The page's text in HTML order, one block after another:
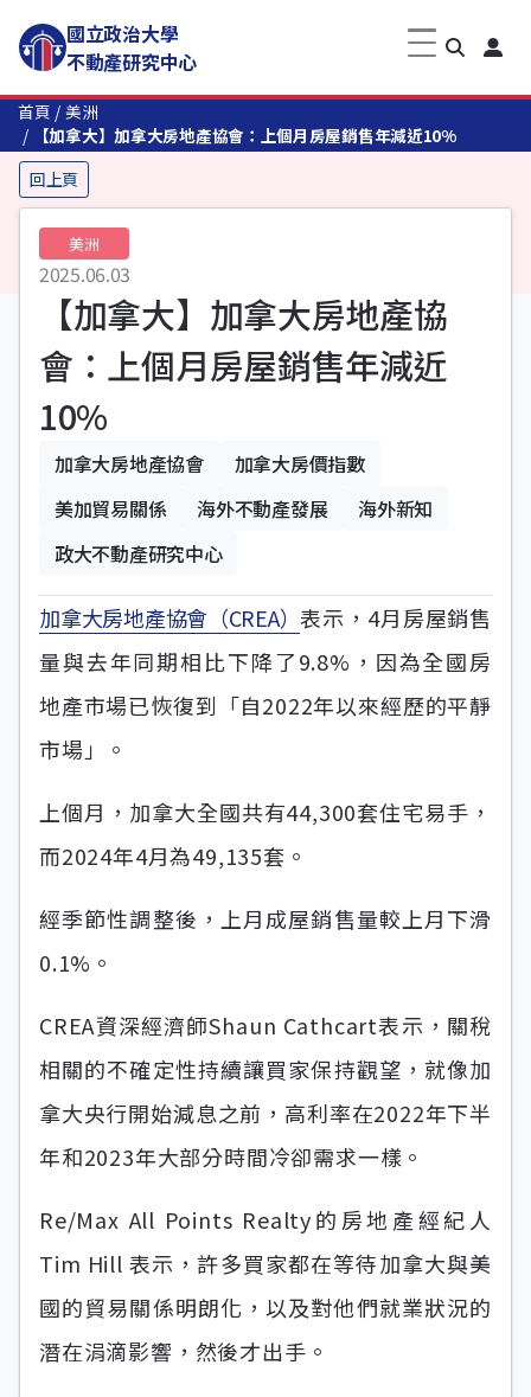
國立政治大學
不動產研究中心
首頁
美洲
【加拿大】加拿大房地產協會：上個月房屋銷售年減近10%
回上頁
美洲
2025.06.03
【加拿大】加拿大房地產協
會：上個月房屋銷售年減近
10%
加拿大房地產協會
加拿大房價指數
美加貿易關係
海外不動產發展
海外新知
政大不動產研究中心
加拿大房地產協會（CREA）表示，4月房屋銷售
量與去年同期相比下降了9.8%，因為全國房
地產市場已恢復到「自2022年以來經歷的平靜
市場」。
上個月，加拿大全國共有44,300套住宅易手，
而2024年4月為49,135套。
經季節性調整後，上月成屋銷售量較上月下滑
0.1%。
CREA資深經濟師Shaun Cathcart表示，關稅
相關的不確定性持續讓買家保持觀望，就像加
拿大央行開始減息之前，高利率在2022年下半
年和2023年大部分時間冷卻需求一樣。
Re/Max All Points Realty的房地產經紀人
Tim Hill 表示，許多買家都在等待加拿大與美
國的貿易關係明朗化，以及對他們就業狀況的
潛在涓滴影響，然後才出手。